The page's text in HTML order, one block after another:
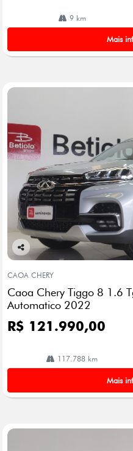
9 km
Mais
Co
arti
lhe
CAOA CHERY
Caoa Chery Tiggo 8 1.6
Automatico 2022
R$ 121.990,00
117.788 km
Mais